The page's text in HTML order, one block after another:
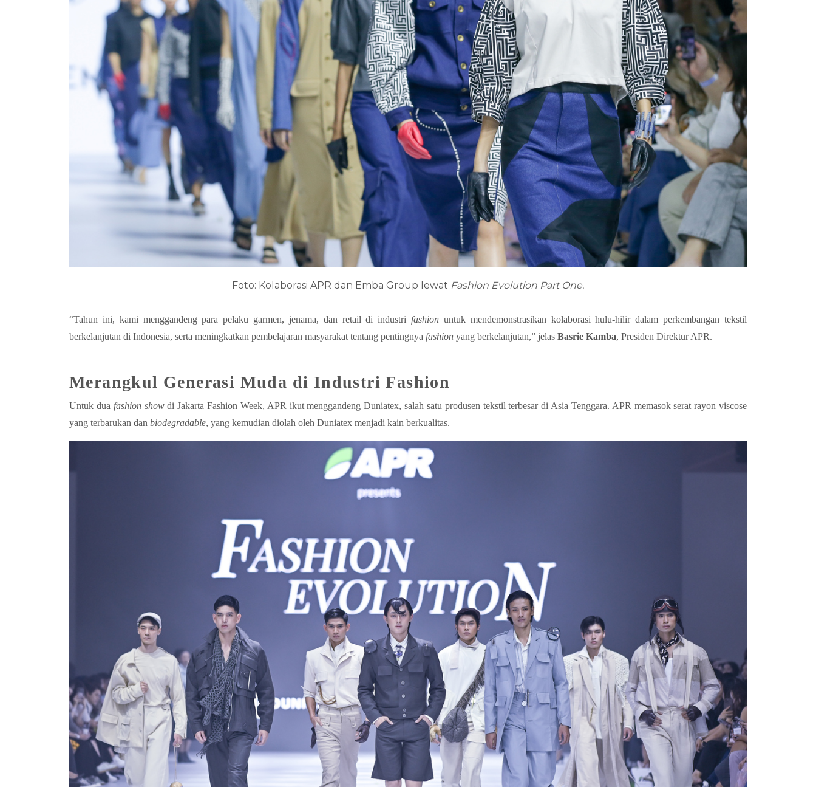
Foto: Kolaborasi APR dan Emba Group lewat Fashion Evolution Part One.
“Tahun ini, kami menggandeng para pelaku garmen, jenama, dan retail di industri fashion untuk mendemonstrasikan kolaborasi hulu-hilir dalam perkembangan tekstil
berkelanjutan di Indonesia, serta meningkatkan pembelajaran masyarakat tentang pentingnya fashion yang berkelanjutan,” jelas Basrie Kamba, Presiden Direktur APR.
Merangkul Generasi Muda di Industri Fashion
Untuk dua fashion showdi Jakarta Fashion Week, APR ikut menggandeng Duniatex, salah satu produsen tekstil terbesar di Asia Tenggara. APR memasok serat rayon viscose
yang terbarukan dan biodegradable, yang kemudian diolah oleh Duniatex menjadi kain berkualitas.